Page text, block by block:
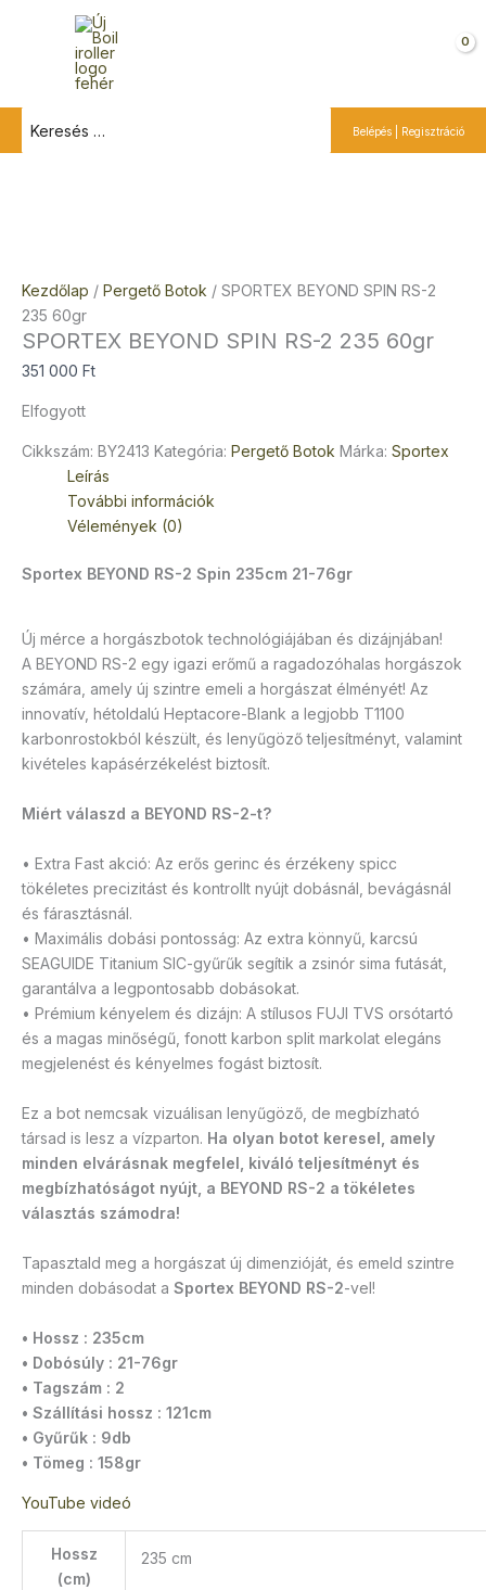
for:
Belépés | Regisztráció
u
Kezdőlap / Pergető Botok / SPORTEX BEYOND SPIN RS-2
235 60gr
SPORTEX BEYOND SPIN RS-2 235 60gr
351 000 Ft
Elfogyott
Cikkszám: BY2413 Kategória: Pergető Botok Márka: Sportex
Leírás
További információk
Vélemények (0)
Sportex BEYOND RS-2 Spin 235cm 21-76gr
Új mérce a horgászbotok technológiájában és dizájnjában!
A BEYOND RS-2 egy igazi erőmű a ragadozóhalas horgászok
számára, amely új szintre emeli a horgászat élményét! Az
innovatív, hétoldalú Heptacore-Blank a legjobb T1100
karbonrostokból készült, és lenyűgöző teljesítményt, valamint
kivételes kapásérzékelést biztosít.
Miért válaszd a BEYOND RS-2-t?
• Extra Fast akció: Az erős gerinc és érzékeny spicc
tökéletes precizitást és kontrollt nyújt dobásnál, bevágásnál
és fárasztásnál.
• Maximális dobási pontosság: Az extra könnyű, karcsú
SEAGUIDE Titanium SIC-gyűrűk segítik a zsinór sima futását,
garantálva a legpontosabb dobásokat.
• Prémium kényelem és dizájn: A stílusos FUJI TVS orsótartó
és a magas minőségű, fonott karbon split markolat elegáns
megjelenést és kényelmes fogást biztosít.
Ez a bot nemcsak vizuálisan lenyűgöző, de megbízható
társad is lesz a vízparton. Ha olyan botot keresel, amely
minden elvárásnak megfelel, kiváló teljesítményt és
megbízhatóságot nyújt, a BEYOND RS-2 a tökéletes
választás számodra!
Tapasztald meg a horgászat új dimenzióját, és emeld szintre
minden dobásodat a Sportex BEYOND RS-2-vel!
• Hossz : 235cm
• Dobósúly : 21-76gr
• Tagszám : 2
• Szállítási hossz : 121cm
• Gyűrűk : 9db
• Tömeg : 158gr
YouTube videó
Hossz
(cm)
235 cm